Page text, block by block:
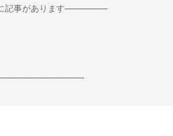
記事があります--------------------